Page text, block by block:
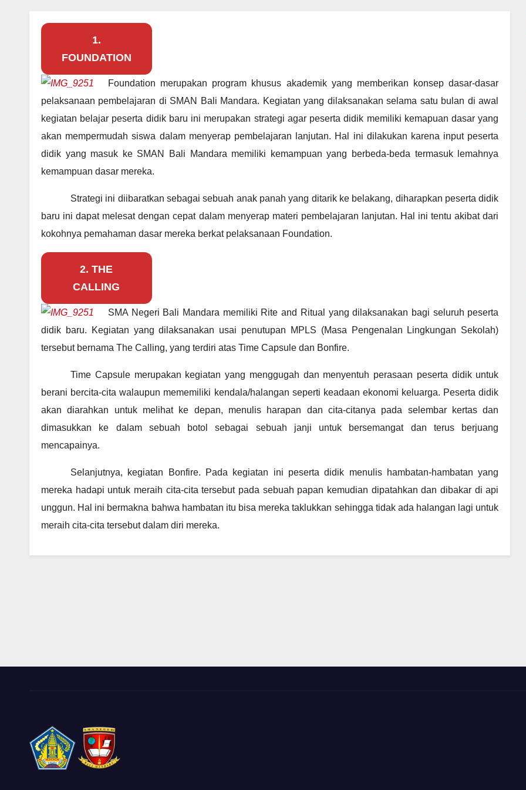
1.
FOUNDATION
Foundation merupakan program khusus akademik yang memberikan konsep dasar-dasar
pelaksanaan pembelajaran di SMAN Bali Mandara. Kegiatan yang dilaksanakan selama satu bulan di awal
kegiatan belajar peserta didik baru ini merupakan strategi agar peserta didik memiliki kemapuan dasar yang
akan mempermudah siswa dalam menyerap pembelajaran lanjutan. Hal ini dilakukan karena input peserta
didik yang masuk ke SMAN Bali Mandara memiliki kemampuan yang berbeda-beda termasuk lemahnya
kemampuan dasar mereka.
Strategi ini diibaratkan sebagai sebuah anak panah yang ditarik ke belakang, diharapkan peserta didik
baru ini dapat melesat dengan cepat dalam menyerap materi pembelajaran lanjutan. Hal ini tentu akibat dari
kokohnya pemahaman dasar mereka berkat pelaksanaan Foundation.
2.THE
CALLING
SMA Negeri Bali Mandara memiliki Rite and Ritual yang dilaksanakan bagi seluruh peserta
didik baru. Kegiatan yang dilaksanakan usai penutupan MPLS (Masa Pengenalan Lingkungan Sekolah)
tersebut bernama The Calling, yang terdiri atas Time Capsule dan Bonfire.
Time Capsule merupakan kegiatan yang menggugah dan menyentuh perasaan peserta didik untuk
berani bercita-cita walaupun mememiliki kendala/halangan seperti keadaan ekonomi keluarga. Peserta didik
akan diarahkan untuk melihat ke depan, menulis harapan dan cita-citanya pada selembar kertas dan
dimasukkan ke dalam sebuah botol sebagai sebuah janji untuk bersemangat dan terus berjuang
mencapainya.
Selanjutnya, kegiatan Bonfire. Pada kegiatan ini peserta didik menulis hambatan-hambatan yang
mereka hadapi untuk meraih cita-cita tersebut pada sebuah papan kemudian dipatahkan dan dibakar di api
unggun. Hal ini bermakna bahwa hambatan itu bisa mereka taklukkan sehingga tidak ada halangan lagi untuk
meraih cita-cita tersebut dalam diri mereka.